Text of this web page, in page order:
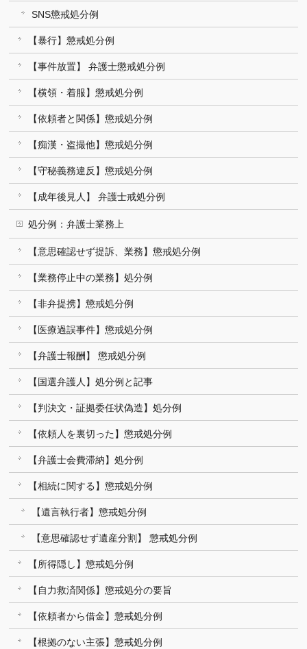
SNS懲戒処分例
【暴行】懲戒処分例
【事件放置】 弁護士懲戒処分例
【横領・着服】懲戒処分例
【依頼者と関係】懲戒処分例
【痴漢・盗撮他】懲戒処分例
【守秘義務違反】懲戒処分例
【成年後見人】 弁護士戒処分例
処分例：弁護士業務上
【意思確認せず提訴、業務】懲戒処分例
【業務停止中の業務】処分例
【非弁提携】懲戒処分例
【医療過誤事件】懲戒処分例
【弁護士報酬】 懲戒処分例
【国選弁護人】処分例と記事
【判決文・証拠委任状偽造】処分例
【依頼人を裏切った】懲戒処分例
【弁護士会費滞納】処分例
【相続に関する】懲戒処分例
【遺言執行者】懲戒処分例
【意思確認せず遺産分割】 懲戒処分例
【所得隠し】懲戒処分例
【自力救済関係】懲戒処分の要旨
【依頼者から借金】懲戒処分例
【根拠のない主張】懲戒処分例